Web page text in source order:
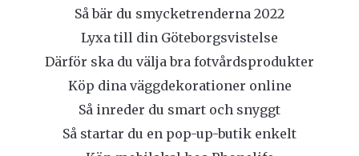
Så bär du smycketrenderna 2022
Lyxa till din Göteborgsvistelse
Därför ska du välja bra fotvårdsprodukter
Köp dina väggdekorationer online
Så inreder du smart och snyggt
Så startar du en pop-up-butik enkelt